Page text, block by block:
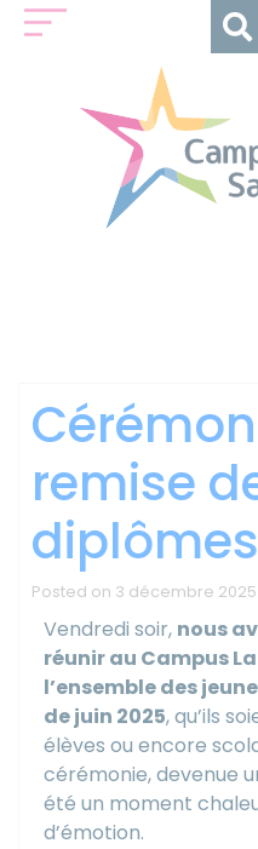
remise
Posted on 3 décembre 2025
Vendredi soir, nous
réunir au Campus
l’ensemble des
de juin 2025, qu’ils
élèves ou encore
cérémonie, devenue
été un moment
d’émotion.
Panneau de gestion des